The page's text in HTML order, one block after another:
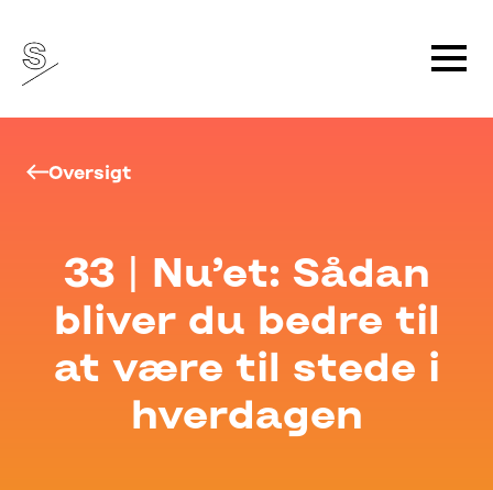
Oversigt
33 | Nu’et: Sådan
bliver du bedre til
at være til stede i
hverdagen